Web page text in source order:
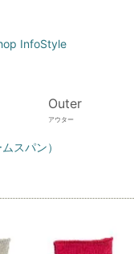
InfoStyle
Outer
アウター
スパン）